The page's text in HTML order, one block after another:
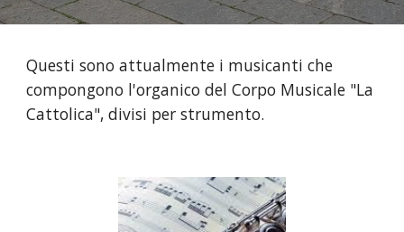
Questi sono attualmente i musicanti che
compongono l'organico del Corpo Musicale "La
Cattolica", divisi per strumento.